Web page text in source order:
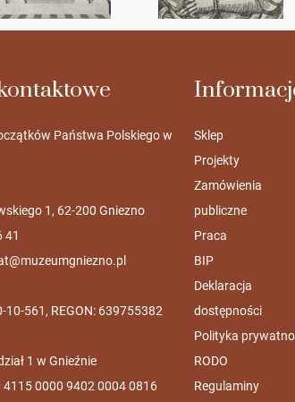
Państwa Polskiego w
1, 62-200 Gniezno
41
10-561, REGON: 639755382
1 w Gnieźnie
4115 0000 9402 0004 0816
Sklep
Projekty
Zamówienia
publiczne
Praca
BIP
Deklaracja
dostępności
Polityka
RODO
Regulaminy